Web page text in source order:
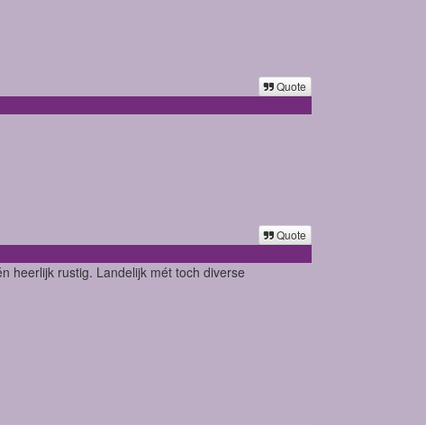
Quote
Quote
heerlijk rustig. Landelijk mét toch diverse